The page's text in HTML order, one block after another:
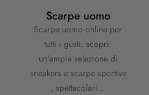
Scarpe uomo
Scarpe uomo online per
tutti i gusti, scopri
un'ampia selezione di
sneakers e scarpe sportive
, spettacolari...